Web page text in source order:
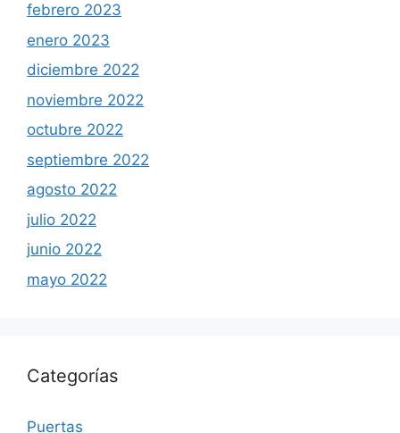
febrero 2023
enero 2023
diciembre 2022
noviembre 2022
octubre 2022
septiembre 2022
agosto 2022
julio 2022
junio 2022
mayo 2022
Categorías
Puertas